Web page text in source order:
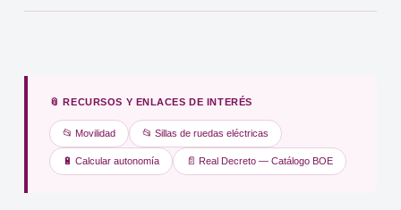
📎 RECURSOS Y ENLACES DE INTERÉS
📂 Movilidad 📂 Sillas de ruedas eléctricas
🔋 Calcular autonomía 📄 Real Decreto — Catálogo BOE